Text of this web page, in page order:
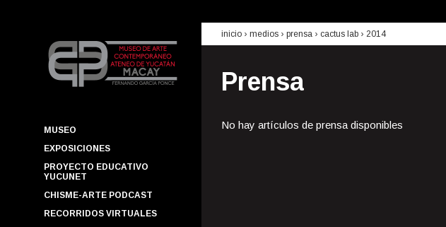
MUSEO
EXPOSICIONES
PROYECTO EDUCATIVO
YUCUNET
CHISME-ARTE PODCAST
RECORRIDOS VIRTUALES
inicio › medios › prensa › cactus lab › 2014
Prensa
No hay artículos de prensa disponibles